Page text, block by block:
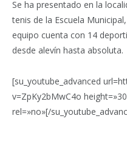
Se ha presentado en la
tenis de la Escuela
equipo cuenta con 14
desde alevín hasta absoluta.
[su_youtube_advanced
v=ZpKy2bMwC4o
rel=»no»[/